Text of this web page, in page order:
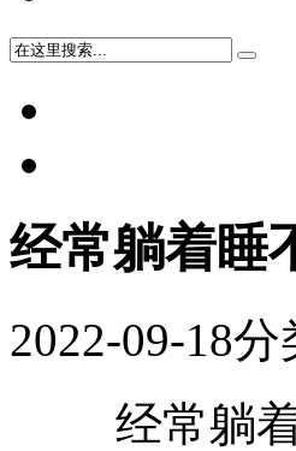
经常躺着睡
2022-09-18分
经常躺着